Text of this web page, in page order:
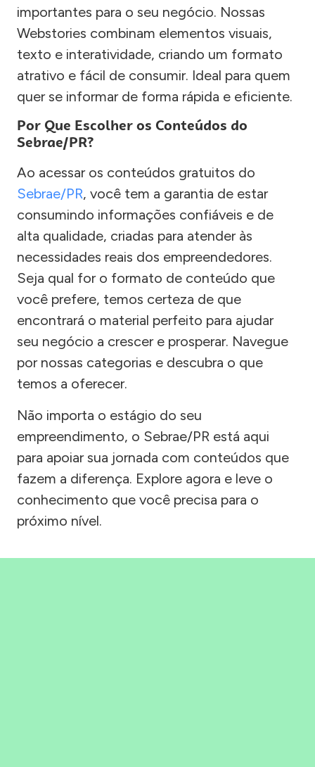
importantes para o seu negócio. Nossas
Webstories combinam elementos visuais,
texto e interatividade, criando um formato
atrativo e fácil de consumir. Ideal para quem
quer se informar de forma rápida e eficiente.
Por Que Escolher os Conteúdos do
Sebrae/PR?
Ao acessar os conteúdos gratuitos do
Sebrae/PR, você tem a garantia de estar
consumindo informações confiáveis e de
alta qualidade, criadas para atender às
necessidades reais dos empreendedores.
Seja qual for o formato de conteúdo que
você prefere, temos certeza de que
encontrará o material perfeito para ajudar
seu negócio a crescer e prosperar. Navegue
por nossas categorias e descubra o que
temos a oferecer.
Não importa o estágio do seu
empreendimento, o Sebrae/PR está aqui
para apoiar sua jornada com conteúdos que
fazem a diferença. Explore agora e leve o
conhecimento que você precisa para o
próximo nível.